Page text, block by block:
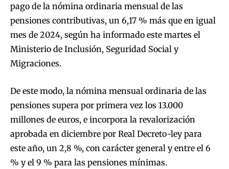
pago de la nómina ordinaria mensual de las
pensiones contributivas, un 6,17 % más que en igual
mes de 2024, según ha informado este martes el
Ministerio de Inclusión, Seguridad Social y
Migraciones.
De este modo, la nómina mensual ordinaria de las
pensiones supera por primera vez los 13.000
millones de euros, e incorpora la revalorización
aprobada en diciembre por Real Decreto-ley para
este año, un 2,8 %, con carácter general y entre el 6
% y el 9 % para las pensiones mínimas.